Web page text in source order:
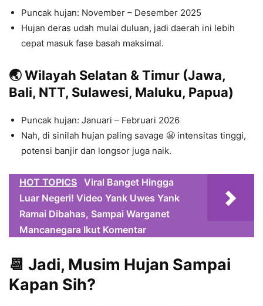
Puncak hujan: November – Desember 2025
Hujan deras udah mulai duluan, jadi daerah ini lebih
cepat masuk fase basah maksimal.
🌏 Wilayah Selatan & Timur (Jawa,
Bali, NTT, Sulawesi, Maluku, Papua)
Puncak hujan: Januari – Februari 2026
Nah, di sinilah hujan paling savage 😬 intensitas tinggi,
potensi banjir dan longsor juga naik.
HOT TOPICS Viral Banget Hingga
Luar Negeri! Video Yank Uwes Yank
Ramai Dibahas, Sampai Warganet
Mancanegara Ikut Komentar
📆 Jadi, Musim Hujan Sampai
Kapan Sih?